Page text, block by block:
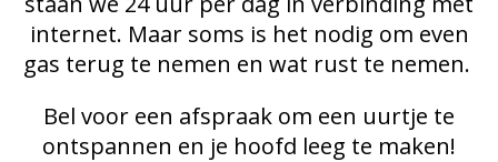
internet. Maar soms is het nodig om even
gas terug te nemen en wat rust te nemen.
Bel voor een afspraak om een uurtje te
ontspannen en je hoofd leeg te maken!